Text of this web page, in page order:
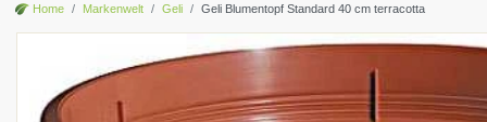
Home Markenwelt Geli Geli Blumentopf Standard 40 cm terracotta